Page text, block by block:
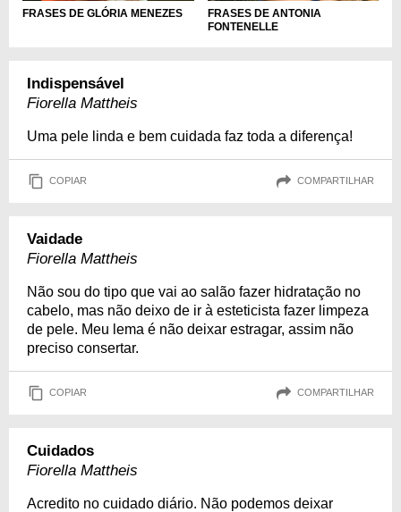
FRASES DE GLÓRIA MENEZES
FRASES DE ANTONIA
FONTENELLE
Indispensável
Fiorella Mattheis
Uma pele linda e bem cuidada faz toda a diferença!
COPIAR COMPARTILHAR
Vaidade
Fiorella Mattheis
Não sou do tipo que vai ao salão fazer hidratação no
cabelo, mas não deixo de ir à esteticista fazer limpeza
de pele. Meu lema é não deixar estragar, assim não
preciso consertar.
COPIAR COMPARTILHAR
Cuidados
Fiorella Mattheis
Acredito no cuidado diário. Não podemos deixar